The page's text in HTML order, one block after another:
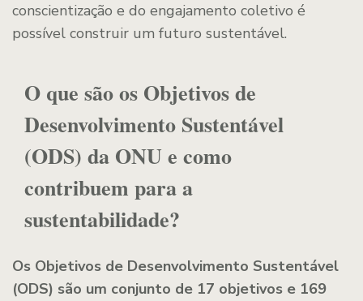
conscientização e do engajamento coletivo é
possível construir um futuro sustentável.
O que são os Objetivos de
Desenvolvimento Sustentável
(ODS) da ONU e como
contribuem para a
sustentabilidade?
Os Objetivos de Desenvolvimento Sustentável
(ODS) são um conjunto de 17 objetivos e 169